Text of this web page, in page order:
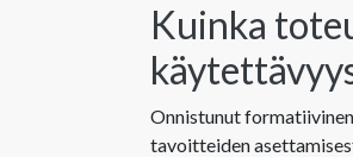
Kuinka
Onnistunut
tavoitteiden